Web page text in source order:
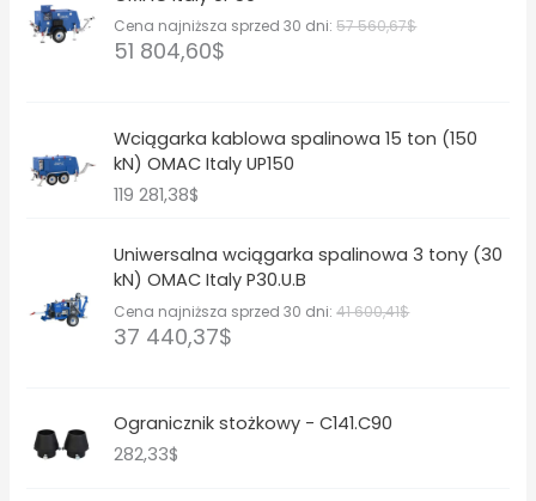
Cena najniższa sprzed 30 dni:57 560,67$
51 804,60$
Wciągarka kablowa spalinowa 15 ton (150
kN) OMAC Italy UP150
119 281,38$
Uniwersalna wciągarka spalinowa 3 tony (30
kN) OMAC Italy P30.U.B
Cena najniższa sprzed 30 dni:41 600,41$
37 440,37$
Ogranicznik stożkowy - C141.C90
282,33$